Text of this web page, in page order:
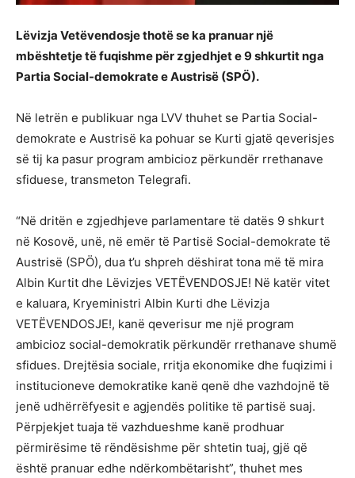
Lëvizja Vetëvendosje thotë se ka pranuar një
mbështetje të fuqishme për zgjedhjet e 9 shkurtit nga
Partia Social-demokrate e Austrisë (SPÖ).
Në letrën e publikuar nga LVV thuhet se Partia Social-
demokrate e Austrisë ka pohuar se Kurti gjatë qeverisjes
së tij ka pasur program ambicioz përkundër rrethanave
sfiduese, transmeton Telegrafi.
“Në dritën e zgjedhjeve parlamentare të datës 9 shkurt
në Kosovë, unë, në emër të Partisë Social-demokrate të
Austrisë (SPÖ), dua t’u shpreh dëshirat tona më të mira
Albin Kurtit dhe Lëvizjes VETËVENDOSJE! Në katër vitet
e kaluara, Kryeministri Albin Kurti dhe Lëvizja
VETËVENDOSJE!, kanë qeverisur me një program
ambicioz social-demokratik përkundër rrethanave shumë
sfidues. Drejtësia sociale, rritja ekonomike dhe fuqizimi i
institucioneve demokratike kanë qenë dhe vazhdojnë të
jenë udhërrëfyesit e agjendës politike të partisë suaj.
Përpjekjet tuaja të vazhdueshme kanë prodhuar
përmirësime të rëndësishme për shtetin tuaj, gjë që
është pranuar edhe ndërkombëtarisht”, thuhet mes